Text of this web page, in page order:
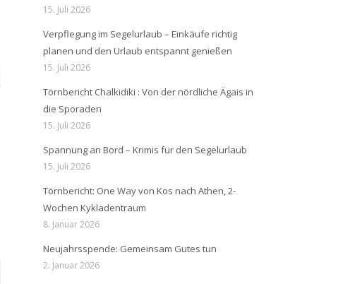
15. Juli 2026
Verpflegung im Segelurlaub – Einkäufe richtig
planen und den Urlaub entspannt genießen
15. Juli 2026
Törnbericht Chalkidiki : Von der nördliche Ägais in
die Sporaden
15. Juli 2026
Spannung an Bord – Krimis für den Segelurlaub
15. Juli 2026
Törnbericht: One Way von Kos nach Athen, 2-
Wochen Kykladentraum
8. Januar 2026
Neujahrsspende: Gemeinsam Gutes tun
2. Januar 2026